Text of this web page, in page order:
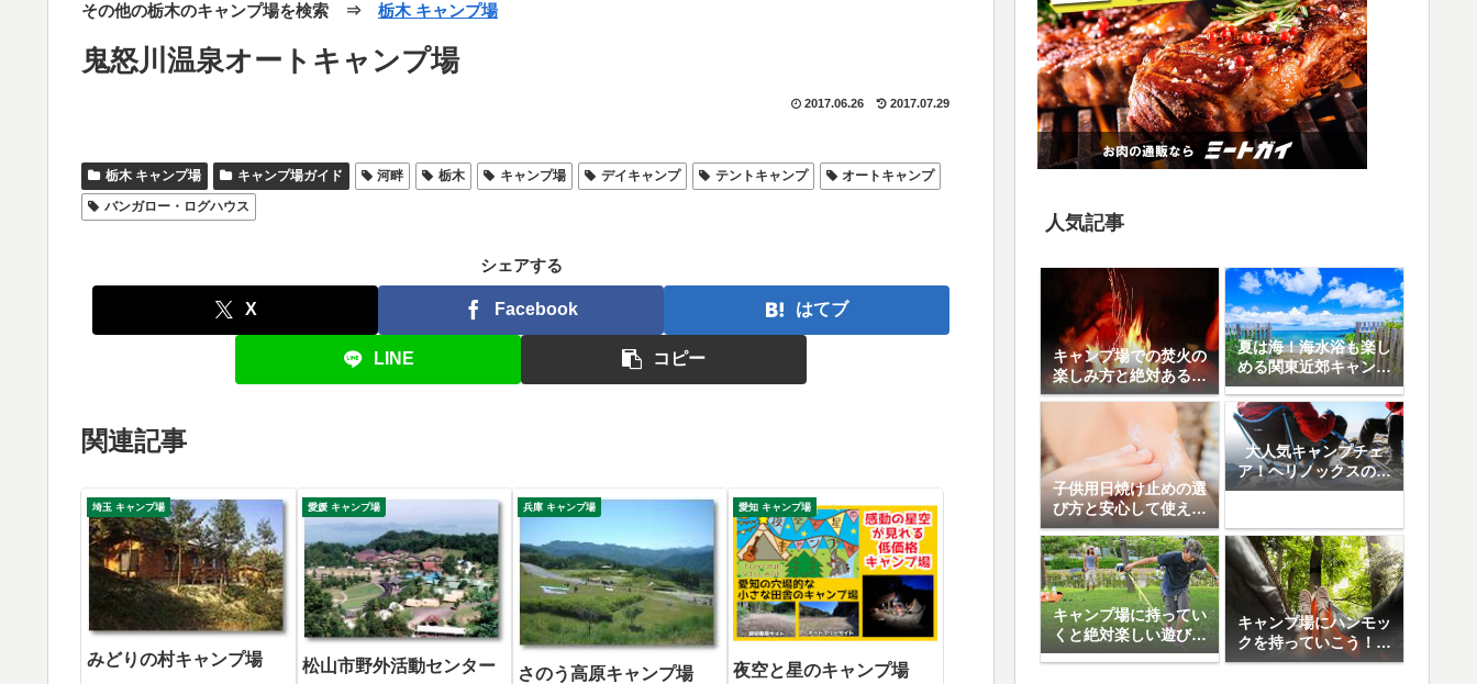
その他の栃木のキャンプ場を検索 ⇒ 栃木 キャンプ場
鬼怒川温泉オートキャンプ場
2017.06.26 2017.07.29
栃木 キャンプ場 キャンプ場ガイド 河畔 栃木 キャンプ場 デイキャンプ テントキャンプ
オートキャンプ
バンガロー・ログハウス
シェアする
X Facebook はてブ
LINE コピー
関連記事
埼玉 キャンプ場
みどりの村キャンプ場
愛媛 キャンプ場
松山市野外活動センター
兵庫 キャンプ場
さのう高原キャンプ場
愛知 キャンプ場
夜空と星のキャンプ場
人気記事
キャンプ場での焚火の
楽しみ方と絶対あると
便利なアイテム8選
夏は海！海水浴も楽し
める関東近郊キャンプ
場10選
子供用日焼け止めの選
び方と安心して使える
日焼け止め5選
大人気キャンプチェ
ア！ヘリノックスの魅
力と人気の5モデル徹
キャンプ場に持ってい
くと絶対楽しい遊び道
具10選
キャンプ場にハンモッ
クを持っていこう！お
すすめハンモック5選